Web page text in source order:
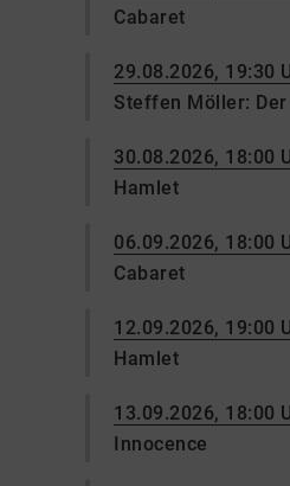
Cabaret
29.08.2026, 19:30
Steffen Möller:
30.08.2026, 18:00
Hamlet
06.09.2026, 18:00
Cabaret
12.09.2026, 19:00
Hamlet
13.09.2026, 18:00
Innocence